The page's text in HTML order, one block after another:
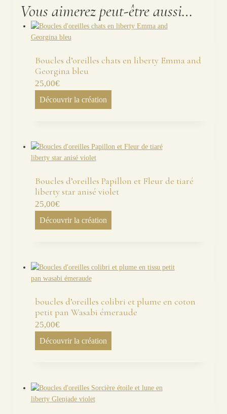
Vous aimerez peut-être aussi…
Boucles d’oreilles chats en liberty Emma and
Georgina bleu
25,00€
Découvrir la création
Boucles d’oreilles Papillon et Fleur de tiaré
liberty star anisé violet
25,00€
Découvrir la création
boucles d’oreilles colibri et plume en coton
petit pan Wasabi émeraude
25,00€
Découvrir la création